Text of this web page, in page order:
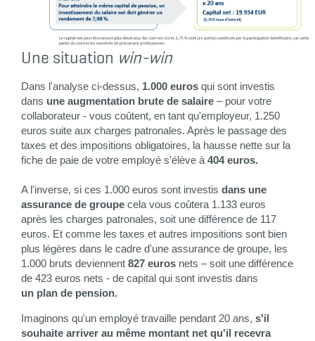
Une situation win-win
Dans l'analyse ci-dessus, 1.000 euros qui sont investis
dans une augmentation brute de salaire – pour votre
collaborateur - vous coûtent, en tant qu'employeur, 1.250
euros suite aux charges patronales. Après le passage des
taxes et des impositions obligatoires, la hausse nette sur la
fiche de paie de votre employé s'élève à 404 euros.
A l'inverse, si ces 1.000 euros sont investis dans une
assurance de groupe cela vous coûtera 1.133 euros
après les charges patronales, soit une différence de 117
euros. Et comme les taxes et autres impositions sont bien
plus légères dans le cadre d'une assurance de groupe, les
1.000 bruts deviennent 827 euros nets – soit une différence
de 423 euros nets - de capital qui sont investis dans
un plan de pension.
Imaginons qu'un employé travaille pendant 20 ans, s'il
souhaite arriver au même montant net qu'il recevra